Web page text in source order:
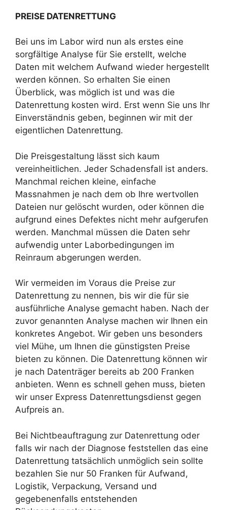
PREISE DATENRETTUNG
Bei uns im Labor wird nun als erstes eine
sorgfältige Analyse für Sie erstellt, welche
Daten mit welchem Aufwand wieder hergestellt
werden können. So erhalten Sie einen
Überblick, was möglich ist und was die
Datenrettung kosten wird. Erst wenn Sie uns Ihr
Einverständnis geben, beginnen wir mit der
eigentlichen Datenrettung.
Die Preisgestaltung lässt sich kaum
vereinheitlichen. Jeder Schadensfall ist anders.
Manchmal reichen kleine, einfache
Massnahmen je nach dem ob Ihre wertvollen
Dateien nur gelöscht wurden, oder können die
aufgrund eines Defektes nicht mehr aufgerufen
werden. Manchmal müssen die Daten sehr
aufwendig unter Laborbedingungen im
Reinraum abgerungen werden.
Wir vermeiden im Voraus die Preise zur
Datenrettung zu nennen, bis wir die für sie
ausführliche Analyse gemacht haben. Nach der
zuvor genannten Analyse machen wir Ihnen ein
konkretes Angebot. Wir geben uns besonders
viel Mühe, um Ihnen die günstigsten Preise
bieten zu können. Die Datenrettung können wir
je nach Datenträger bereits ab 200 Franken
anbieten. Wenn es schnell gehen muss, bieten
wir unser Express Datenrettungsdienst gegen
Aufpreis an.
Bei Nichtbeauftragung zur Datenrettung oder
falls wir nach der Diagnose feststellen das eine
Datenrettung tatsächlich unmöglich sein sollte
bezahlen Sie nur 50 Franken für Aufwand,
Logistik, Verpackung, Versand und
gegebenenfalls entstehenden